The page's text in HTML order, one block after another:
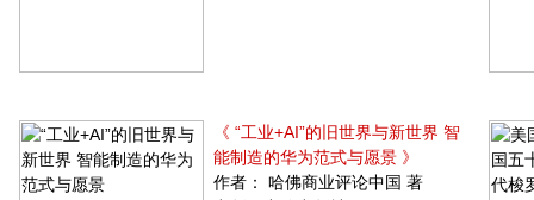
《 “工业+AI”的旧世界与新世界 智
能制造的华为范式与愿景 》
作者： 哈佛商业评论中国 著